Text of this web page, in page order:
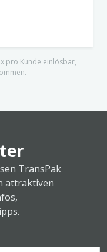
pro Kunde einlösbar,
TransPak
attraktiven